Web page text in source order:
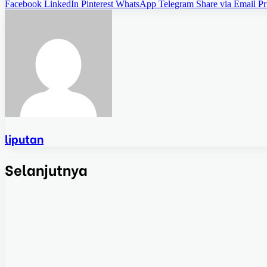
Facebook LinkedIn Pinterest WhatsApp Telegram Share via Email
liputan
Selanjutnya